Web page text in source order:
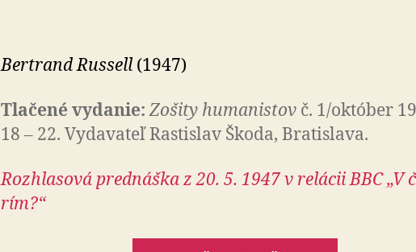
Bertrand Russell(1947)
Tlačené vydanie: Zošity humanistov č. 1/október
18 – 22. Vydavateľ Rastislav Škoda, Bratislava.
Rozhlasová prednáška z 20. 5. 1947 v relácii BBC „V
rím?“